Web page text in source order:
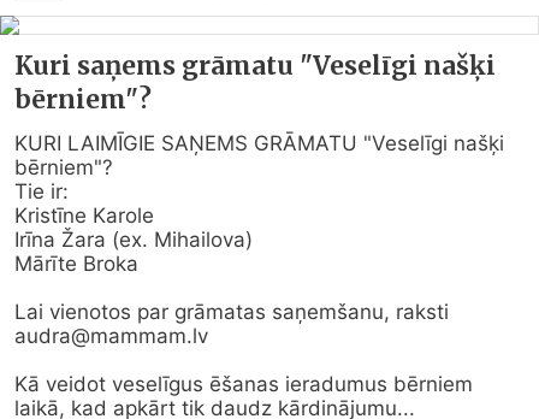
Kuri saņems grāmatu "Veselīgi našķi
bērniem"?
KURI LAIMĪGIE SAŅEMS GRĀMATU "Veselīgi našķi
bērniem"?
Tie ir:
Kristīne Karole
Irīna Žara (ex. Mihailova)
Mārīte Broka
Lai vienotos par grāmatas saņemšanu, raksti
audra@mammam.lv
Kā veidot veselīgus ēšanas ieradumus bērniem
laikā, kad apkārt tik daudz kārdinājumu...